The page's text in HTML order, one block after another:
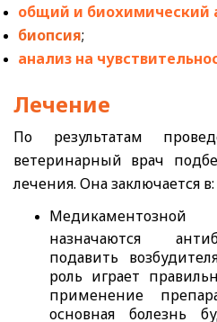
общий и биохимический
биопсия;
анализ на
Лечение
По результатам
ветеринарный врач
лечения. Она заключается в:
назначаются
подавить
роль играет
применение
основная болезнь